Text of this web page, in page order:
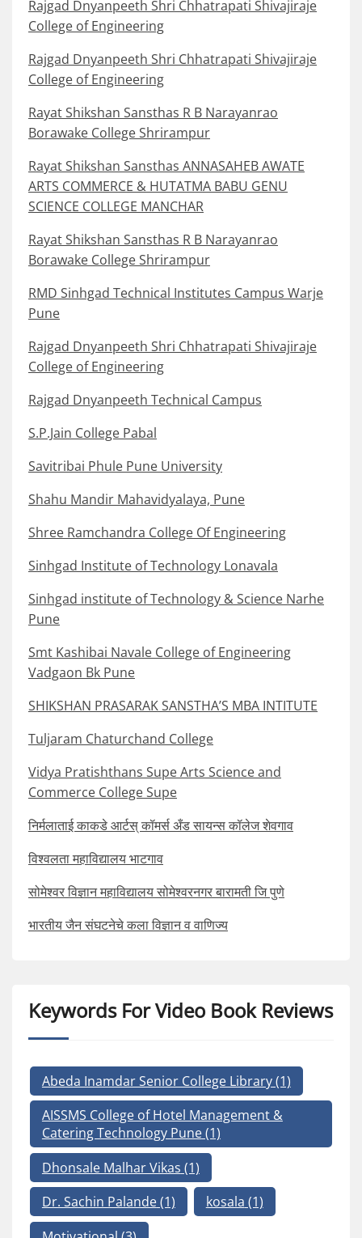
Rajgad Dnyanpeeth Shri Chhatrapati Shivajiraje
College of Engineering
Rajgad Dnyanpeeth Shri Chhatrapati Shivajiraje
College of Engineering
Rayat Shikshan Sansthas R B Narayanrao
Borawake College Shrirampur
Rayat Shikshan Sansthas ANNASAHEB AWATE
ARTS COMMERCE & HUTATMA BABU GENU
SCIENCE COLLEGE MANCHAR
Rayat Shikshan Sansthas R B Narayanrao
Borawake College Shrirampur
RMD Sinhgad Technical Institutes Campus Warje
Pune
Rajgad Dnyanpeeth Shri Chhatrapati Shivajiraje
College of Engineering
Rajgad Dnyanpeeth Technical Campus
S.P.Jain College Pabal
Savitribai Phule Pune University
Shahu Mandir Mahavidyalaya, Pune
Shree Ramchandra College Of Engineering
Sinhgad Institute of Technology Lonavala
Sinhgad institute of Technology & Science Narhe
Pune
Smt Kashibai Navale College of Engineering
Vadgaon Bk Pune
SHIKSHAN PRASARAK SANSTHA’S MBA INTITUTE
Tuljaram Chaturchand College
Vidya Pratishthans Supe Arts Science and
Commerce College Supe
निर्मलाताई काकडे आर्टस् कॉमर्स अँड सायन्स कॉलेज शेवगाव
विश्वलता महाविद्यालय भाटगाव
सोमेश्वर विज्ञान महाविद्यालय सोमेश्वरनगर बारामती जि पुणे
भारतीय जैन संघटनेचे कला विज्ञान व वाणिज्य
Keywords For Video Book Reviews
Abeda Inamdar Senior College Library(1)
AISSMS College of Hotel Management &
Catering Technology Pune(1)
Dhonsale Malhar Vikas (1)
Dr. Sachin Palande(1) kosala (1)